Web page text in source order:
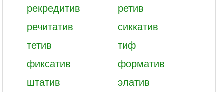
рекредитив
ретив
речитатив
сиккатив
тетив
тиф
фиксатив
форматив
штатив
элатив